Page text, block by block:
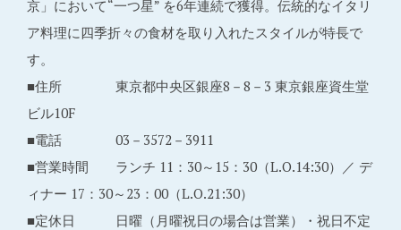
京」において“一つ星” を6年連続で獲得。伝統的なイタリ
ア料理に四季折々の食材を取り入れたスタイルが特長で
す。
■住所 東京都中央区銀座8－8－3 東京銀座資生堂
ビル10F
■電話 03－3572－3911
■営業時間 ランチ 11：30～15：30（L.O.14:30）／ デ
ィナー 17：30～23：00（L.O.21:30）
■定休日 日曜（月曜祝日の場合は営業）・祝日不定